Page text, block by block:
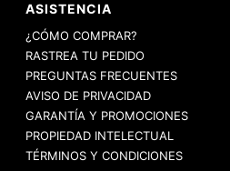
ASISTENCIA
¿CÓMO COMPRAR?
RASTREA TU PEDIDO
PREGUNTAS FRECUENTES
AVISO DE PRIVACIDAD
GARANTÍA Y PROMOCIONES
PROPIEDAD INTELECTUAL
TÉRMINOS Y CONDICIONES